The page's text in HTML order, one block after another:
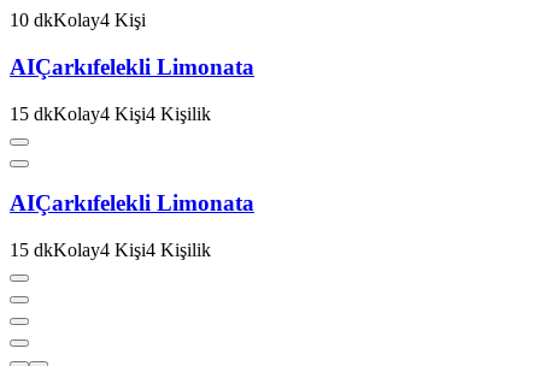
10 dkKolay4 Kişi
AIÇarkıfelekli Limonata
15 dkKolay4 Kişi4 Kişilik
AIÇarkıfelekli Limonata
15 dkKolay4 Kişi4 Kişilik